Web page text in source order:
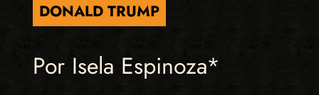
DONALD TRUMP
Por Isela Espinoza*